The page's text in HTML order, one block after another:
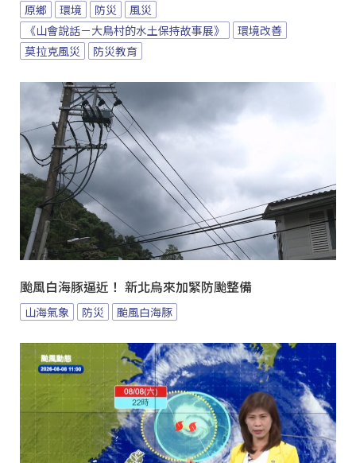
原鄉 環境 防災
風災
《山會說話－大鳥村的水土保持故事展》
環境改善
莫拉克風災
防災教育
颱風白海豚逼近！ 新北烏來加緊防颱整備
山海氣象 防災 颱風白海豚